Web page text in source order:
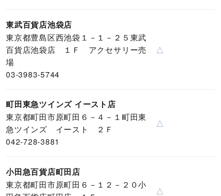
東武百貨店池袋店
東京都豊島区西池袋１－１－２５東武
百貨店池袋店 １Ｆ アクセサリー売
場
03-3983-5744
△
町田東急ツインズ イースト店
東京都町田市原町田６－４－１町田東
急ツインズ イースト ２Ｆ
042-728-3881
△
小田急百貨店町田店
東京都町田市原町田６－１２－２０小
△